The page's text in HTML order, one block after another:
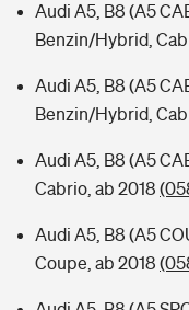
Audi A5, B8 (A5
Benzin/Hybrid,
Audi A5, B8 (A5
Benzin/Hybrid,
Audi A5, B8 (A5
Cabrio, ab 2018
Audi A5, B8 (A5
Coupe, ab 2018